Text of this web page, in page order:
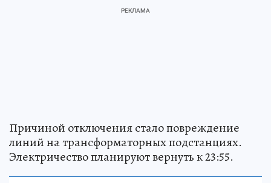
Причиной отключения стало повреждение
линий на трансформаторных подстанциях.
Электричество планируют вернуть к 23:55.